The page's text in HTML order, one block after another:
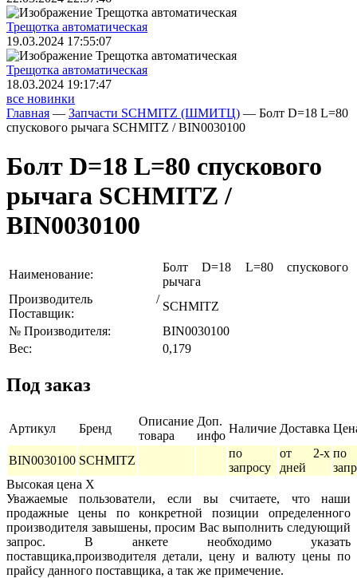
Трещoтка автоматическая
19.03.2024 17:55:07
Трещoтка автоматическая
18.03.2024 19:17:47
все новинки
Главная — Запчасти SCHMITZ (ШМИТЦ) — Болт D=18 L=80
спускового рычага SCHMITZ / BIN0030100
Болт D=18 L=80 спускового
рычага SCHMITZ /
BIN0030100
Наименование:
Болт D=18 L=80 спускового
рычага
Производитель /
Поставщик:
SCHMITZ
№ Производителя:
BIN0030100
Вес:
0,179
Под заказ
Артикул Бренд
Описание
товара
Доп.
инфо
Наличие Доставка
BIN0030100 SCHMITZ
по
запросу
от 2-х
дней
по
Высокая цена X
Уважаемые пользователи, если вы считаете, что наши
продажные цены по конкретной позиции определенного
производителя завышены, просим Вас выполнить следующий
запрос. В анкете необходимо указать
поставщика,производителя детали, цену и валюту цены по
прайсу данного поставщика, а так же примечение.